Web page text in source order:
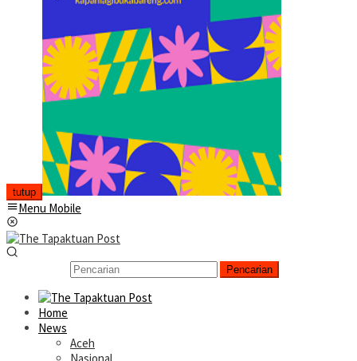
tutup
Menu Mobile
Pencarian
Home
News
Aceh